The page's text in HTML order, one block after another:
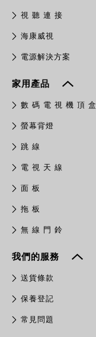
視 聽 連 接
​海康威視
電源解決方案
家用產品
數 碼 電 視 機 頂 盒
螢幕背燈
跳 線
電 視 天 線
面 板
拖 板
無 線 門 鈴
我們的服務
送貨條款
保養登記
常見問題